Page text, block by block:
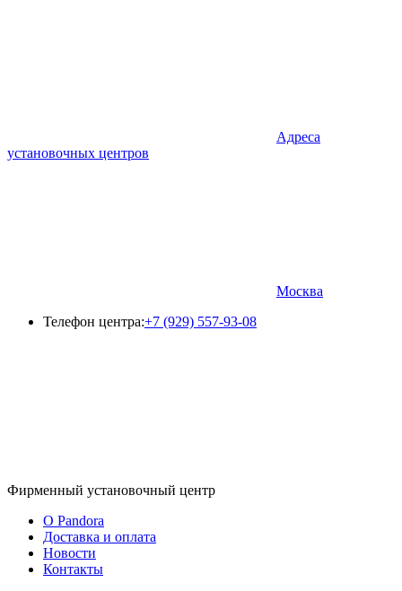
Адреса
установочных центров
Москва
Телефон центра:+7 (929) 557-93-08
Фирменный установочный центр
O Pandora
Доставка и оплата
Новости
Контакты